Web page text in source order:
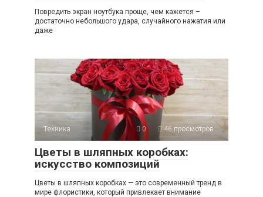
Повредить экран ноутбука проще, чем кажется –
достаточно небольшого удара, случайного нажатия или
даже
Техника 0 46 просмотров
Цветы в шляпных коробках:
искусство композиций
Цветы в шляпных коробках — это современный тренд в
мире флористики, который привлекает внимание